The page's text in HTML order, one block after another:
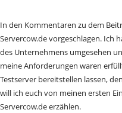
In den Kommentaren zu dem
Servercow.de vorgeschlagen. Ich
des Unternehmens umgesehen
meine Anforderungen waren
Testserver bereitstellen lassen,
will ich euch von meinen ersten
Servercow.de erzählen.